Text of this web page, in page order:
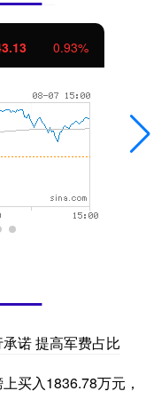
0.93%
诺 提高军费占比
买入1836.78万元，